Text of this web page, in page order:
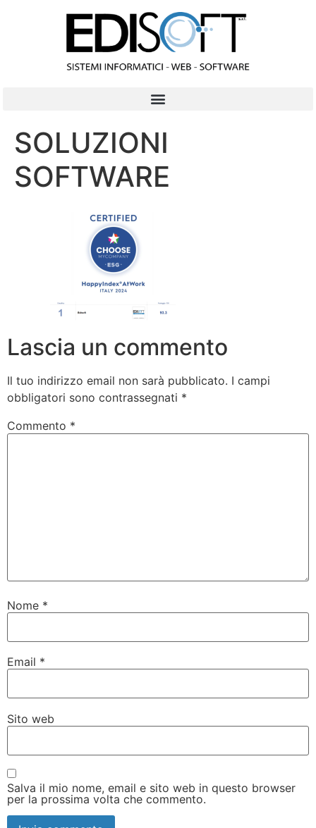
SOLUZIONI
SOFTWARE
Lascia un commento
Il tuo indirizzo email non sarà pubblicato. I campi
obbligatori sono contrassegnati *
Commento *
Nome *
Email *
Sito web
Salva il mio nome, email e sito web in questo browser
per la prossima volta che commento.